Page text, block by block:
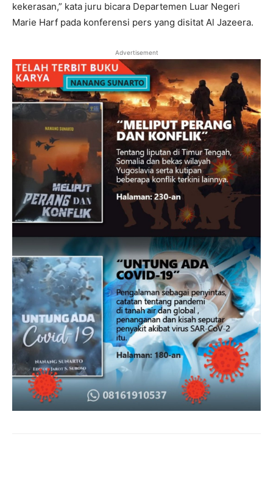
kekerasan,” kata juru bicara Departemen Luar Negeri
Marie Harf pada konferensi pers yang disitat Al Jazeera.
Advertisement